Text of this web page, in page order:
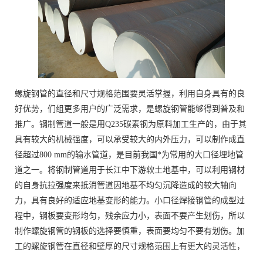
螺旋钢管的直径和尺寸规格范围要灵活掌握，利用自身具有的良
好优势，们组更多用户的广泛需求，是螺旋钢管能够得到普及和
推广。钢制管道一般是用Q235碳素钢为原料加工生产的，由于其
具有较大的机械强度，可以承受较大的内外压力，可以制作成直
径超过800 mm的输水管道，是目前我国*为常用的大口径埋地管
道之一。将钢制管道用于长江中下游软土地基中，可以利用钢材
的自身抗拉强度来抵消管道因地基不均匀沉降造成的较大轴向
力，具有良好的适应地基变形的能力。小口径焊接钢管的成型过
程中，钢板要变形均匀，残余应力小，表面不要产生划伤，所以
制作螺旋钢管的钢板的选择要慎重，表面要均匀不要有划伤。加
工的螺旋钢管在直径和壁厚的尺寸规格范围上有更大的灵活性，